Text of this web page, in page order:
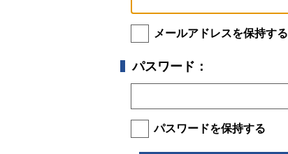
メールアドレスを保持する
パスワード：
パスワードを保持する